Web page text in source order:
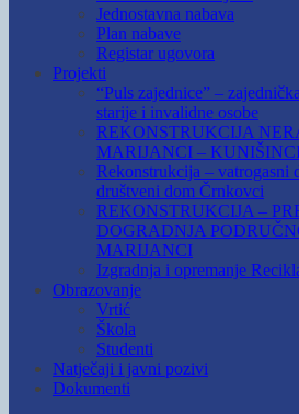
Jednostavna nabava
Plan nabave
Registar ugovora
Projekti
“Puls zajednice” –
starije i invalidne osobe
REKONSTRUKCIJA
MARIJANCI –
Rekonstrukcija – vatrogasni
društveni dom Črnkovci
REKONSTRUKCIJA –
DOGRADNJA
MARIJANCI
Izgradnja i opremanje
Obrazovanje
Vrtić
Škola
Studenti
Natječaji i javni pozivi
Dokumenti